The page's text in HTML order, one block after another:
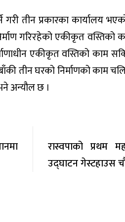
गरी तीन प्रकारका कार्यालय
गरिरहेको एकीकृत
एकीकृत वस्तिको काम
तीन घरको निर्माणको काम
अन्यौल छ ।
रास्वपाको प्रथम
उद्घाटन गेस्टहाउस